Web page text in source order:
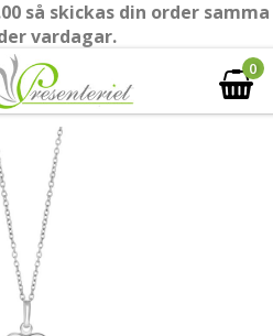
så skickas din order samma
vardagar.
0